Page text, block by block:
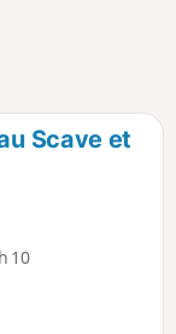
Scave et
10